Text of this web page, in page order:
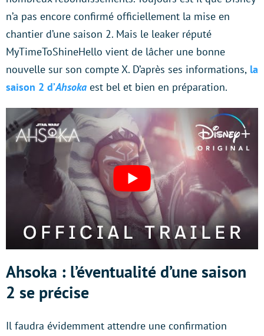
n’a pas encore confirmé officiellement la mise en
chantier d’une saison 2. Mais le leaker réputé
MyTimeToShineHello vient de lâcher une bonne
nouvelle sur son compte X. D’après ses informations, la
saison 2 d’Ahsoka est bel et bien en préparation.
Ahsoka : l’éventualité d’une saison
2 se précise
Il faudra évidemment attendre une confirmation